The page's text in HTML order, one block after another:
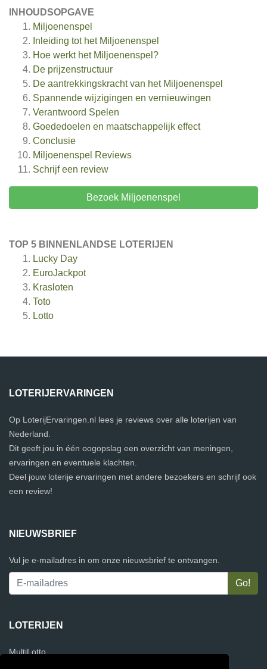
INHOUDSOPGAVE
Miljoenenspel
Inleiding tot het Miljoenenspel
Hoe werkt het Miljoenenspel?
De prijzenstructuur
De aantrekkingskracht van het Miljoenenspel
Spannende wijzigingen en vernieuwingen
Verantwoord Spelen
Goededoelen en maatschappelijk effect
Conclusie
Miljoenenspel Reviews
Schrijf een review
Bezoek Miljoenenspel
TOP 5 BINNENLANDSE LOTERIJEN
Lucky Day
EuroJackpot
Krasloten
Toto
Lotto
LOTERIJERVARINGEN
Op LoterijErvaringen.nl lees je reviews over alle loterijen van
Nederland.
Dit geeft jou in één oogopslag een overzicht van meningen,
ervaringen en eventuele klachten.
Deel jouw loterije ervaringen met andere bezoekers en schrijf ook
een review!
NIEUWSBRIEF
Vul je e-mailadres in om onze nieuwsbrief te ontvangen.
LOTERIJEN
MultiLotto